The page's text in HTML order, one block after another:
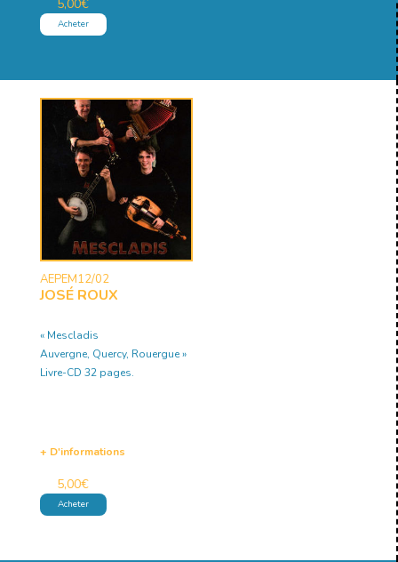
5,00€
Acheter
AEPEM12/02
JOSÉ ROUX
« Mescladis
Auvergne, Quercy, Rouergue »
Livre-CD 32 pages.
+ D'informations
5,00€
Acheter